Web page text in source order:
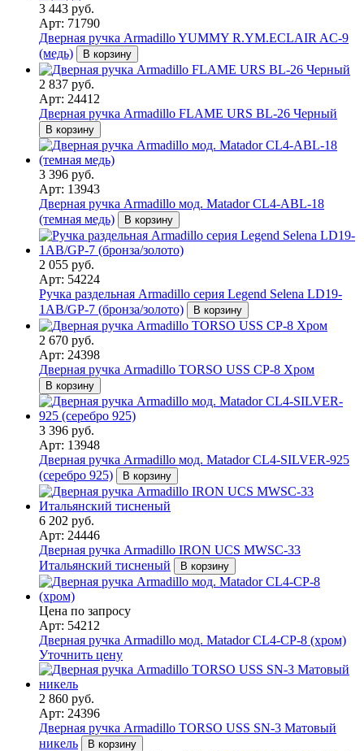
3 443 руб.
Арт: 71790
Дверная ручка Armadillo YUMMY R.YM.ECLAIR AC-9
(медь)
В корзину
2 837 руб.
Арт: 24412
Дверная ручка Armadillo FLAME URS BL-26 Черный
В корзину
3 396 руб.
Арт: 13943
Дверная ручка Armadillo мод. Matador CL4-ABL-18
(темная медь)
В корзину
2 055 руб.
Арт: 54224
Ручка раздельная Armadillo серия Legend Selena LD19-
1AB/GP-7 (бронза/золото)
В корзину
2 670 руб.
Арт: 24398
Дверная ручка Armadillo TORSO USS CP-8 Хром
В корзину
3 396 руб.
Арт: 13948
Дверная ручка Armadillo мод. Matador CL4-SILVER-925
(серебро 925)
В корзину
6 202 руб.
Арт: 24446
Дверная ручка Armadillo IRON UCS MWSC-33
Итальянский тисненый
В корзину
Цена по запросу
Арт: 54212
Дверная ручка Armadillo мод. Matador CL4-СР-8 (хром)
Уточнить цену
2 860 руб.
Арт: 24396
Дверная ручка Armadillo TORSO USS SN-3 Матовый
никель
В корзину